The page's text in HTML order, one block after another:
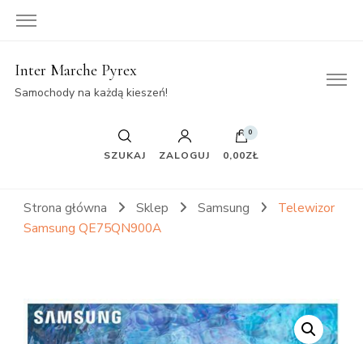
Inter Marche Pyrex
Samochody na każdą kieszeń!
SZUKAJ ZALOGUJ
0
0,00ZŁ
Strona główna Sklep Samsung
Telewizor
Samsung QE75QN900A